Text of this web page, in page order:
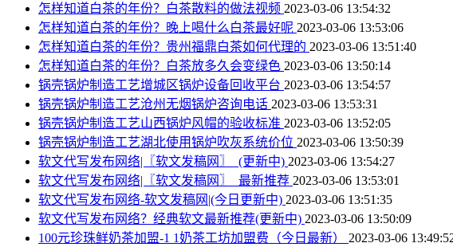
怎样知道白茶的年份？白茶散料的做法视频 2023-03-06 13:54:32
怎样知道白茶的年份？晚上喝什么白茶最好呢 2023-03-06 13:53:06
怎样知道白茶的年份？贵州福鼎白茶如何代理的 2023-03-06 13:51:40
怎样知道白茶的年份？白茶放多久会变绿色 2023-03-06 13:50:14
锅壳锅炉制造工艺增城区锅炉设备回收平台 2023-03-06 13:54:57
锅壳锅炉制造工艺沧州无烟锅炉咨询电话 2023-03-06 13:53:31
锅壳锅炉制造工艺山西锅炉风帽的验收标准 2023-03-06 13:52:05
锅壳锅炉制造工艺湖北使用锅炉吹灰系统价位 2023-03-06 13:50:39
软文代写发布网络|〖软文发稿网〗_(更新中) 2023-03-06 13:54:27
软文代写发布网络|〖软文发稿网〗_最新推荐 2023-03-06 13:53:01
软文代写发布网络-软文发稿网|(今日更新中) 2023-03-06 13:51:35
软文代写发布网络？经典软文最新推荐(更新中) 2023-03-06 13:50:09
100元珍珠鲜奶茶加盟-1 1奶茶工坊加盟费（今日最新） 2023-03-06